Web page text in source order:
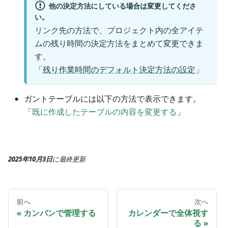
他の決定方法にしている場合は変更してくださ
い。
リンク先の方法で、プロジェクト内の全アイテ
ムの残り時間の決定方法をまとめて変更できま
す。
「残り作業時間のデフォルト決定方法の設定 」
ガントテーブルには以下の方法で表示できます。
「既に作成したテーブルの内容を変更する 」
2025年10月3日に最終更新
前へ
カンバンで管理する
次へ
カレンダーで全体視す
る